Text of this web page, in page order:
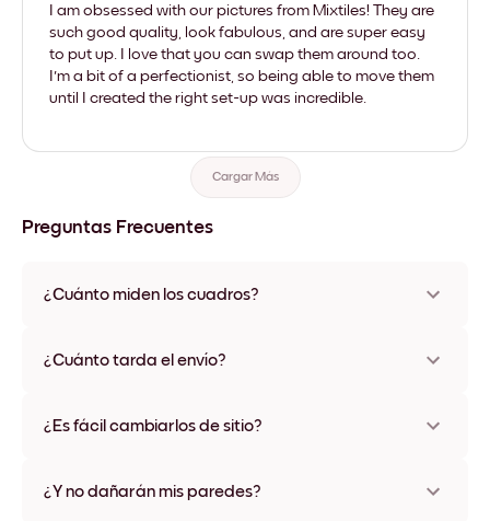
I am obsessed with our pictures from Mixtiles! They are
such good quality, look fabulous, and are super easy
to put up. I love that you can swap them around too.
I'm a bit of a perfectionist, so being able to move them
until I created the right set-up was incredible.
Cargar Más
Preguntas Frecuentes
¿Cuánto miden los cuadros?
materiales y colores de marco, incluidas opciones sin marco y
¿Cuánto tarda el envío?
disponibles en algunos países. Te enviaremos un número de
¿Es fácil cambiarlos de sitio?
ningún daño
¿Y no dañarán mis paredes?